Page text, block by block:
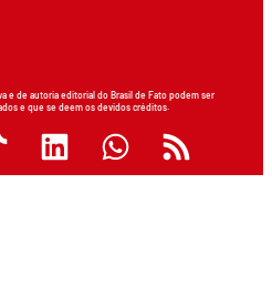
e de autoria editorial do Brasil de Fato podem ser
e que se deem os devidos créditos.